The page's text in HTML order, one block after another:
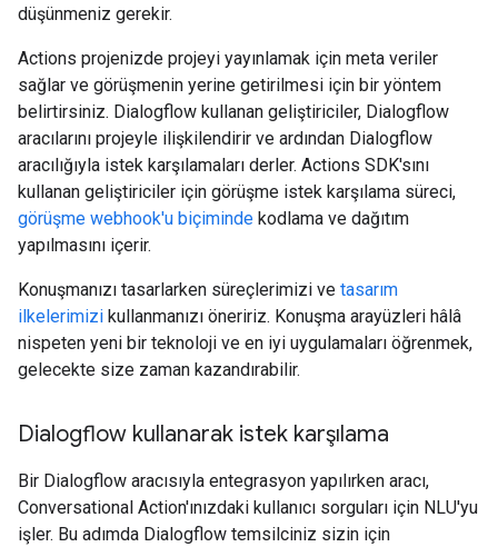
düşünmeniz gerekir.
Actions projenizde projeyi yayınlamak için meta veriler
sağlar ve görüşmenin yerine getirilmesi için bir yöntem
belirtirsiniz. Dialogflow kullanan geliştiriciler, Dialogflow
aracılarını projeyle ilişkilendirir ve ardından Dialogflow
aracılığıyla istek karşılamaları derler. Actions SDK'sını
kullanan geliştiriciler için görüşme istek karşılama süreci,
görüşme webhook'u biçiminde kodlama ve dağıtım
yapılmasını içerir.
Konuşmanızı tasarlarken süreçlerimizi ve tasarım
ilkelerimizi kullanmanızı öneririz. Konuşma arayüzleri hâlâ
nispeten yeni bir teknoloji ve en iyi uygulamaları öğrenmek,
gelecekte size zaman kazandırabilir.
Dialogflow kullanarak istek karşılama
Bir Dialogflow aracısıyla entegrasyon yapılırken aracı,
Conversational Action'ınızdaki kullanıcı sorguları için NLU'yu
işler. Bu adımda Dialogflow temsilciniz sizin için